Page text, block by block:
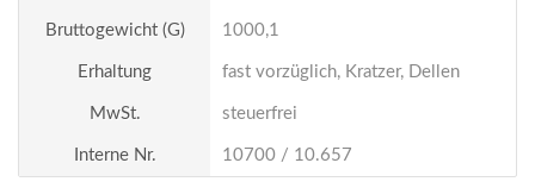
Bruttogewicht (g) 1000,1
Erhaltung fast vorzüglich, Kratzer, Dellen
MwSt. steuerfrei
Interne Nr. 10700 / 10.657